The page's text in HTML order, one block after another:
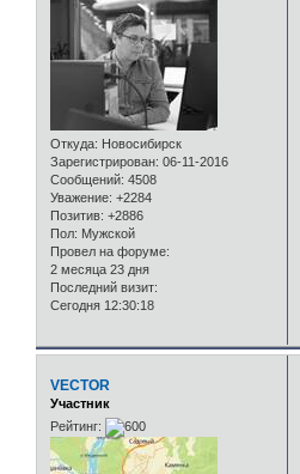
Откуда: Новосибирск
Зарегистрирован: 06-11-2016
Сообщений: 4508
Уважение: +2284
Позитив: +2886
Пол: Мужской
Провел на форуме:
2 месяца 23 дня
Последний визит:
Сегодня 12:30:18
VECTOR
Участник
Рейтинг: